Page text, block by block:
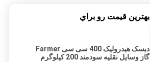
بهترين قيمت رو براي
دیسک هیدرولیک 400 سی سی Farmer
گاز وسایل نقلیه سودمند 200 کیلوگرم